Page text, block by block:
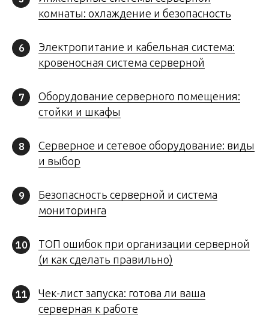
комнаты: охлаждение и безопасность
6
Электропитание и кабельная система:
кровеносная система серверной
7
Оборудование серверного помещения:
стойки и шкафы
8
Серверное и сетевое оборудование: виды
и выбор
9
Безопасность серверной и система
мониторинга
10
ТОП ошибок при организации серверной
(и как сделать правильно)
11
Чек-лист запуска: готова ли ваша
серверная к работе